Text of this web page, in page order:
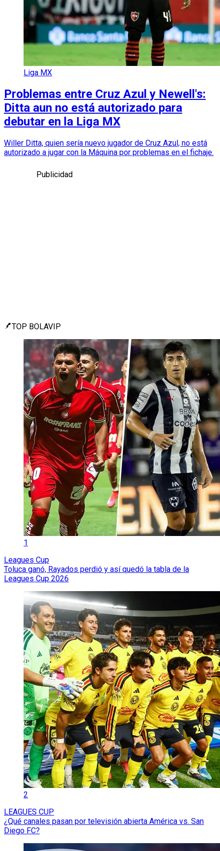
Liga MX
Problemas entre Cruz Azul y Newell's:
Ditta aun no está autorizado para
debutar en la Liga MX
Willer Ditta, quien sería nuevo jugador de Cruz Azul, no está
autorizado a jugar con la Máquina por problemas en el fichaje.
Publicidad
TOP BOLAVIP
1
Leagues Cup
Toluca ganó, Rayados perdió y así quedó la tabla de la
Leagues Cup 2026
2
LEAGUES CUP
¿Qué canales pasan por televisión abierta América vs. San
Diego FC?